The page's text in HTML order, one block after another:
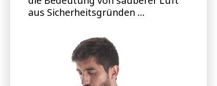
aus Sicherheitsgründen ...